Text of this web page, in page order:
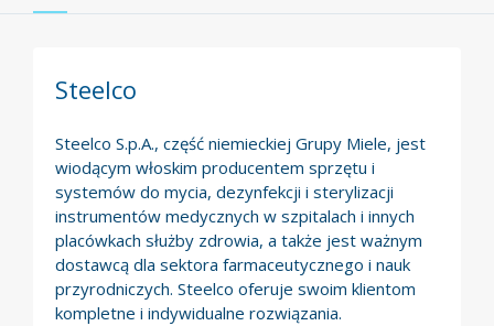
Steelco
Steelco S.p.A., część niemieckiej Grupy Miele, jest
wiodącym włoskim producentem sprzętu i
systemów do mycia, dezynfekcji i sterylizacji
instrumentów medycznych w szpitalach i innych
placówkach służby zdrowia, a także jest ważnym
dostawcą dla sektora farmaceutycznego i nauk
przyrodniczych. Steelco oferuje swoim klientom
kompletne i indywidualne rozwiązania.